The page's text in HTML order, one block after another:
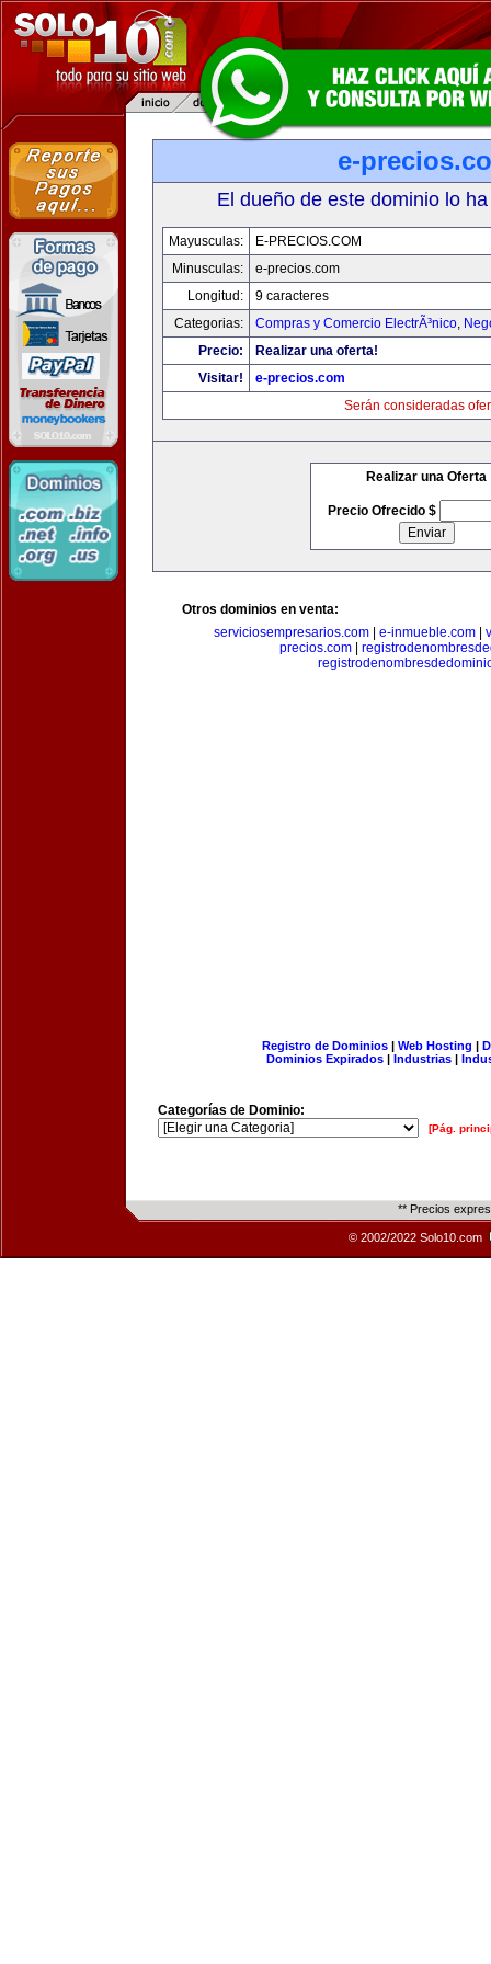
e-
El dueño de este dominio lo
Mayusculas:
E-PRECIOS.COM
Minusculas:
e-precios.com
Longitud:
9 caracteres
Categorias:
Compras y Comercio ElectrÃ³nico,
Precio:
Realizar una oferta!
Visitar!
e-precios.com
Serán consideradas
Realizar una Oferta
Precio Ofrecido $
Otros dominios en venta:
serviciosempresarios.com| e-inmueble.com|
precios.com
Registro de Dominios| Web Hosting |
Dominios Expirados | Industrias |
Categorías de Dominio:
[Pág.
** Precios
© 2002/2022 Solo10.com